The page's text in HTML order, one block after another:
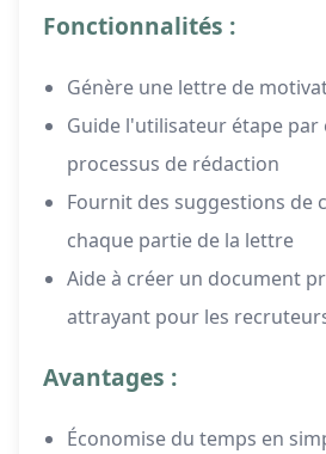
Fonctionnalités :
Génère une lettre de
Guide l'utilisateur étape par
processus de rédaction
Fournit des suggestions de
chaque partie de la lettre
Aide à créer un document
attrayant pour les
Avantages :
Économise du temps en